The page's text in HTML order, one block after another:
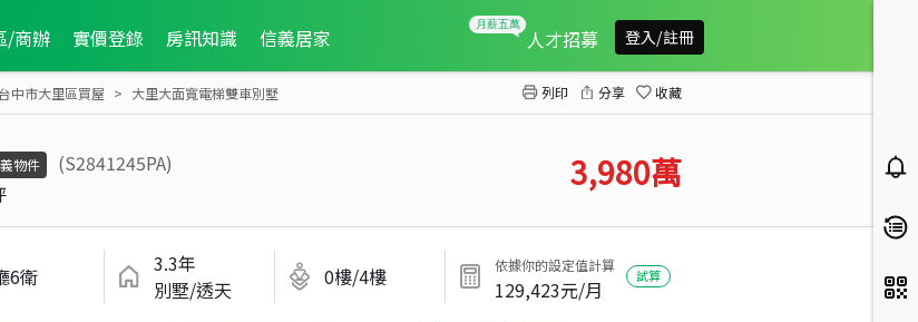
/商辦 實價登錄 房訊知識 信義居家 人才招募 登入/註冊
台中市大里區買屋 大里大面寬電梯雙車別墅 列印 分享 收藏
物件
(S2841245PA)
3,980萬
6衛
3.3年
別墅/透天
0樓/4樓 依據你的設定值計算
129,423元/月
試算